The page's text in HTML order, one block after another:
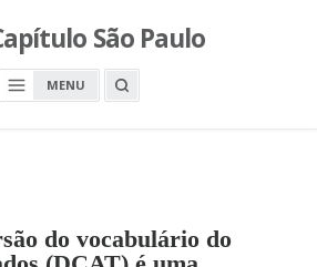
São Paulo
MENU
O
H
B
do vocabulário do